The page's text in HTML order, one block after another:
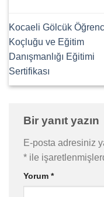
Kocaeli Gölcük
Koçluğu ve Eğitim
Danışmanlığı Eğitimi
Sertifikası
Bir yanıt yazın
E-posta adresiniz
* ile
Yorum *